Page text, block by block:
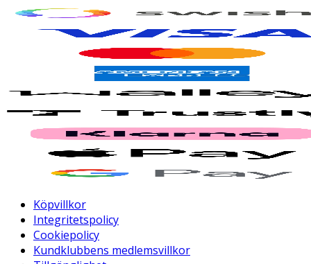
Köpvillkor
Integritetspolicy
Cookiepolicy
Kundklubbens medlemsvillkor